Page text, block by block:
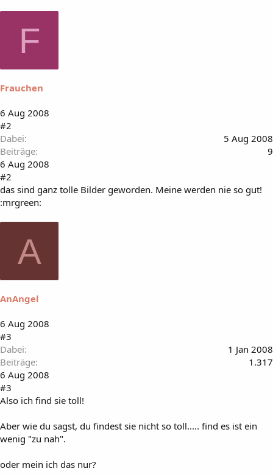
F
Frauchen
6 Aug 2008
#2
Dabei
5 Aug 2008
Beiträge
9
6 Aug 2008
#2
das sind ganz tolle Bilder geworden. Meine werden nie so gut!
:mrgreen:
A
AnAngel
6 Aug 2008
#3
Dabei
1 Jan 2008
Beiträge
1.317
6 Aug 2008
#3
Also ich find sie toll!
Aber wie du sagst, du findest sie nicht so toll..... find es ist ein
wenig "zu nah".
oder mein ich das nur?